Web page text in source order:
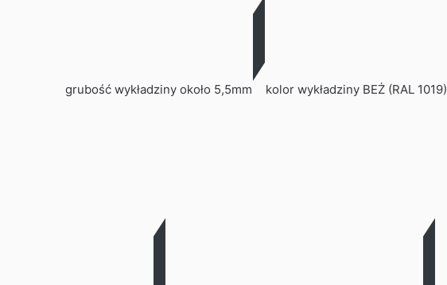
grubość wykładziny około 5,5mm kolor wykładziny BEŻ (RAL 1019)